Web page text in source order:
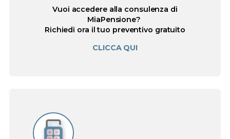
Vuoi accedere alla consulenza di
MiaPensione?
Richiedi ora il tuo preventivo gratuito
CLICCA QUI